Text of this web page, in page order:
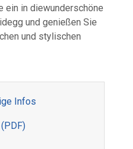
ein in diewunderschöne
und genießen Sie
und stylischen
Infos